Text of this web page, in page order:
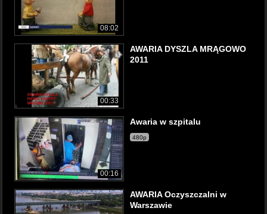
08:02
00:33
AWARIA DYSZLA MRĄGOWO
2011
00:16
Awaria w szpitalu
480p
AWARIA Oczyszczalni w
Warszawie